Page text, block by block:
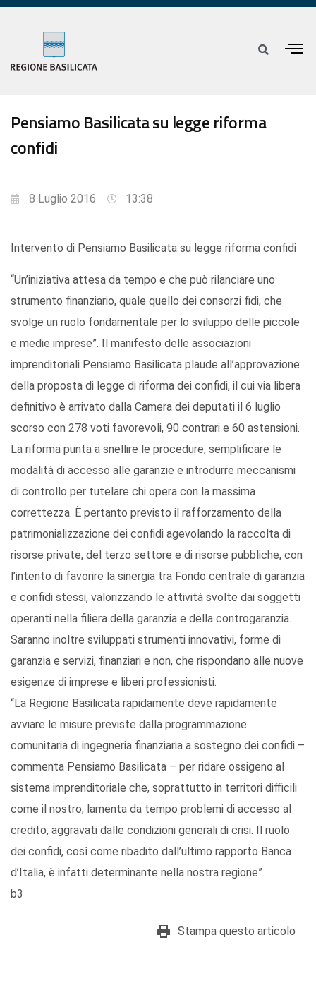
Pensiamo Basilicata su legge riforma
confidi
8 Luglio 2016 13:38
Intervento di Pensiamo Basilicata su legge riforma confidi
“Un’iniziativa attesa da tempo e che può rilanciare uno
strumento finanziario, quale quello dei consorzi fidi, che
svolge un ruolo fondamentale per lo sviluppo delle piccole
e medie imprese”. Il manifesto delle associazioni
imprenditoriali Pensiamo Basilicata plaude all’approvazione
della proposta di legge di riforma dei confidi, il cui via libera
definitivo è arrivato dalla Camera dei deputati il 6 luglio
scorso con 278 voti favorevoli, 90 contrari e 60 astensioni.
La riforma punta a snellire le procedure, semplificare le
modalità di accesso alle garanzie e introdurre meccanismi
di controllo per tutelare chi opera con la massima
correttezza. È pertanto previsto il rafforzamento della
patrimonializzazione dei confidi agevolando la raccolta di
risorse private, del terzo settore e di risorse pubbliche, con
l’intento di favorire la sinergia tra Fondo centrale di garanzia
e confidi stessi, valorizzando le attività svolte dai soggetti
operanti nella filiera della garanzia e della controgaranzia.
Saranno inoltre sviluppati strumenti innovativi, forme di
garanzia e servizi, finanziari e non, che rispondano alle nuove
esigenze di imprese e liberi professionisti.
“La Regione Basilicata rapidamente deve rapidamente
avviare le misure previste dalla programmazione
comunitaria di ingegneria finanziaria a sostegno dei confidi –
commenta Pensiamo Basilicata – per ridare ossigeno al
sistema imprenditoriale che, soprattutto in territori difficili
come il nostro, lamenta da tempo problemi di accesso al
credito, aggravati dalle condizioni generali di crisi. Il ruolo
dei confidi, così come ribadito dall’ultimo rapporto Banca
d’Italia, è infatti determinante nella nostra regione”.
b3
Stampa questo articolo